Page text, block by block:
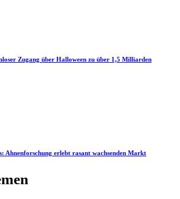
Zugang über Halloween zu über 1,5 Milliarden
Ahnenforschung erlebt rasant wachsenden Markt